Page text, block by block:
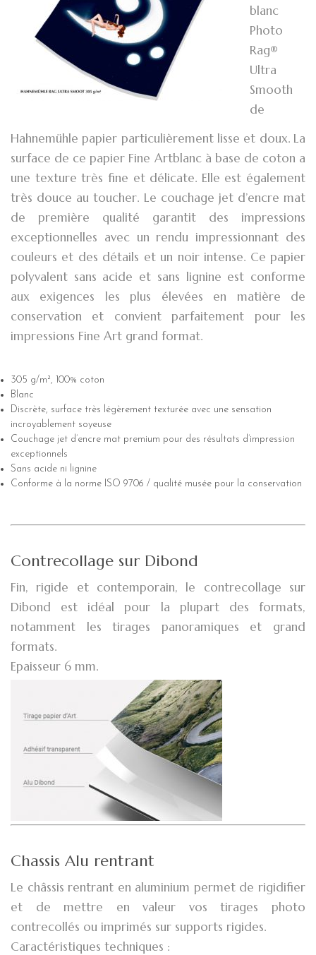
blanc
Photo
Rag®
Ultra
Smooth
de
Hahnemühle papier particulièrement lisse et doux. La
surface de ce papier Fine Artblanc à base de coton a
une texture très fine et délicate. Elle est également
très douce au toucher. Le couchage jet d’encre mat
de première qualité garantit des impressions
exceptionnelles avec un rendu impressionnant des
couleurs et des détails et un noir intense. Ce papier
polyvalent sans acide et sans lignine est conforme
aux exigences les plus élevées en matière de
conservation et convient parfaitement pour les
impressions Fine Art grand format.
305 g/m², 100% coton
Blanc
Discrète, surface très légèrement texturée avec une sensation
incroyablement soyeuse
Couchage jet d’encre mat premium pour des résultats d’impression
exceptionnels
Sans acide ni lignine
Conforme à la norme ISO 9706 / qualité musée pour la conservation
Contrecollage sur Dibond
Fin, rigide et contemporain, le contrecollage sur
Dibond est idéal pour la plupart des formats,
notamment les tirages panoramiques et grand
formats.
Epaisseur 6 mm.
Chassis Alu rentrant
Le châssis rentrant en aluminium permet de rigidifier
et de mettre en valeur vos tirages photo
contrecollés ou imprimés sur supports rigides.
Caractéristiques techniques :